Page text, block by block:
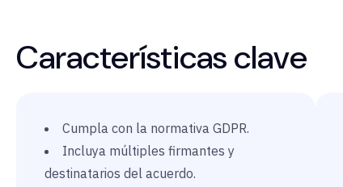
Características clave
Cumpla con la normativa GDPR.
Incluya múltiples firmantes y
destinatarios del acuerdo.